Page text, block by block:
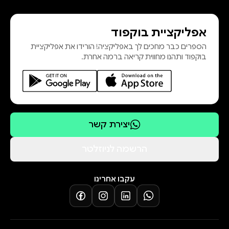
אפליקציית בוקפוד
הספרים כבר מחכים לך באפליקציה! הורידו את אפליקציית
בוקפוד ותהנו מחווית קריאה ברמה אחרת.
יצירת קשר
עקבו אחרינו